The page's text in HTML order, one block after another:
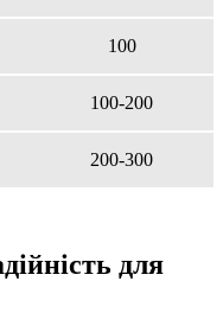
100
100-200
200-300
для